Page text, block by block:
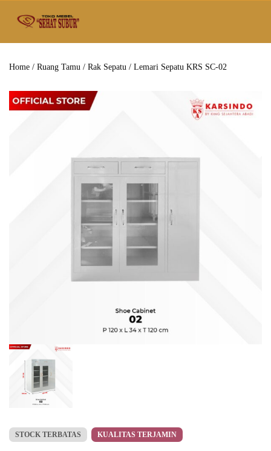
Home / Ruang Tamu / Rak Sepatu / Lemari Sepatu KRS SC-02
STOCK TERBATAS KUALITAS TERJAMIN